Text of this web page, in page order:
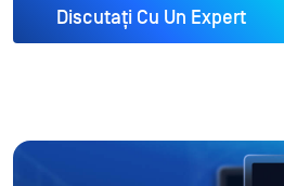
Discutați Cu Un Expert